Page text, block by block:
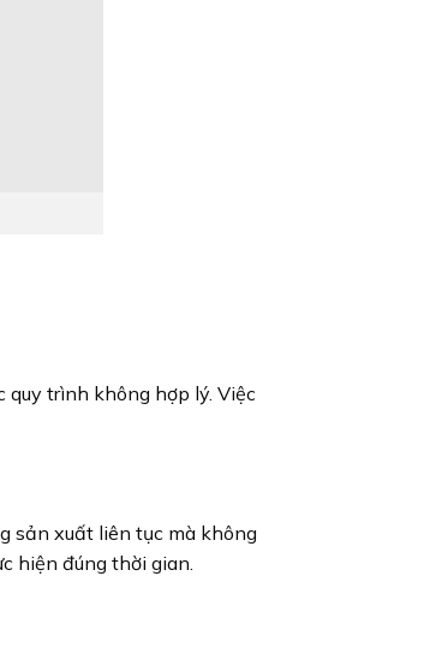
quy trình không hợp lý. Việc
sản xuất liên tục mà không
hiện đúng thời gian.